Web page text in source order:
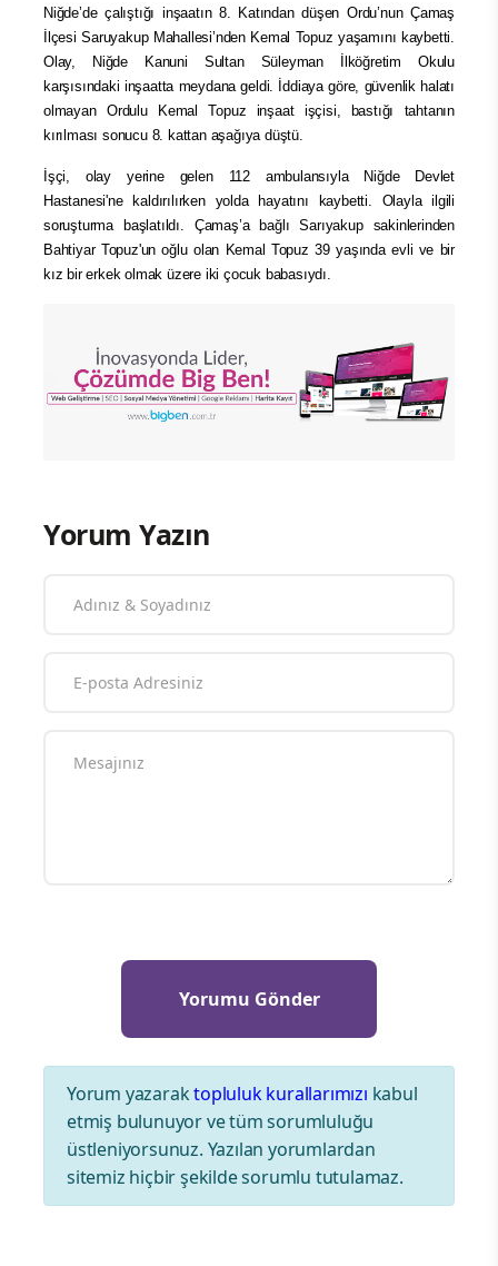
Niğde’de çalıştığı inşaatın 8. Katından düşen Ordu’nun Çamaş
İlçesi Saruyakup Mahallesi’nden Kemal Topuz yaşamını kaybetti.
Olay, Niğde Kanuni Sultan Süleyman İlköğretim Okulu
karşısındaki inşaatta meydana geldi. İddiaya göre, güvenlik halatı
olmayan Ordulu Kemal Topuz inşaat işçisi, bastığı tahtanın
kırılması sonucu 8. kattan aşağıya düştü.
İşçi, olay yerine gelen 112 ambulansıyla Niğde Devlet
Hastanesi'ne kaldırılırken yolda hayatını kaybetti. Olayla ilgili
soruşturma başlatıldı. Çamaş’a bağlı Sarıyakup sakinlerinden
Bahtiyar Topuz'un oğlu olan Kemal Topuz 39 yaşında evli ve bir
kız bir erkek olmak üzere iki çocuk babasıydı.
Yorum Yazın
Yorum yazaraktopluluk kurallarımızı kabul
etmiş bulunuyor ve tüm sorumluluğu
üstleniyorsunuz. Yazılan yorumlardan
sitemiz hiçbir şekilde sorumlu tutulamaz.